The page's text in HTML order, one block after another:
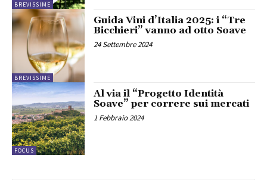
BREVISSIME
BREVISSIME
Guida Vini d’Italia 2025: i “Tre
Bicchieri” vanno ad otto Soave
24 Settembre 2024
FOCUS
Al via il “Progetto Identità
Soave” per correre sui mercati
1 Febbraio 2024